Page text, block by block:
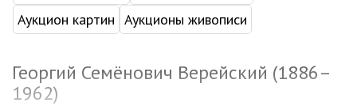
Аукцион картин Аукционы живописи
Георгий Семёнович Верейский (1886–
1962)